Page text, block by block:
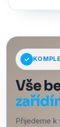
Vše
Přijedeme k